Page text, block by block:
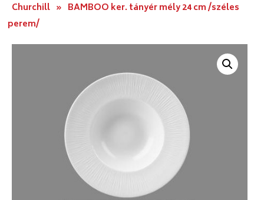
Churchill » BAMBOO ker. tányér mély 24 cm /széles
perem/